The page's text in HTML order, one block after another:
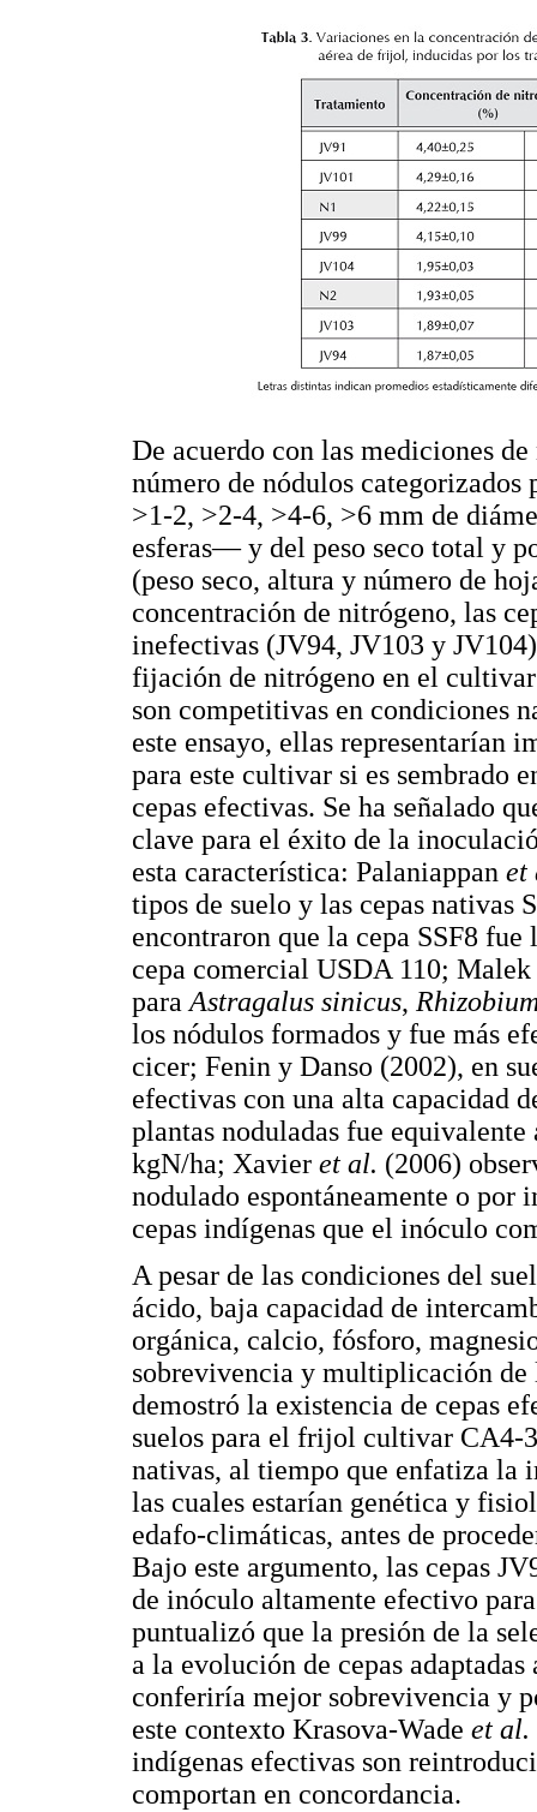
De acuerdo con las mediciones
número de nódulos
>1-2, >2-4, >4-6, >6 mm de
esferas— y del peso seco total y
(peso seco, altura y número de
concentración de nitrógeno, las
inefectivas (JV94, JV103 y
fijación de nitrógeno en el
son competitivas en condiciones
este ensayo, ellas representarían
para este cultivar si es sembrado
cepas efectivas. Se ha señalado
clave para el éxito de la
esta característica: Palaniappan et
tipos de suelo y las cepas nativas
encontraron que la cepa SSF8
cepa comercial USDA 110; Malek
para Astragalus sinicus,
los nódulos formados y fue más
cicer; Fenin y Danso (2002), en
efectivas con una alta capacidad
plantas noduladas fue
kgN/ha; Xavier et al. (2006)
nodulado espontáneamente o
cepas indígenas que el inóculo
A pesar de las condiciones del
ácido, baja capacidad de
orgánica, calcio, fósforo,
sobrevivencia y multiplicación de
demostró la existencia de cepas
suelos para el frijol cultivar CA4-
nativas, al tiempo que enfatiza la
las cuales estarían genética y
edafo-climáticas, antes de
Bajo este argumento, las cepas
de inóculo altamente efectivo
puntualizó que la presión de la
a la evolución de cepas
conferiría mejor sobrevivencia y
este contexto Krasova-Wade et al.
indígenas efectivas son
comportan en concordancia.